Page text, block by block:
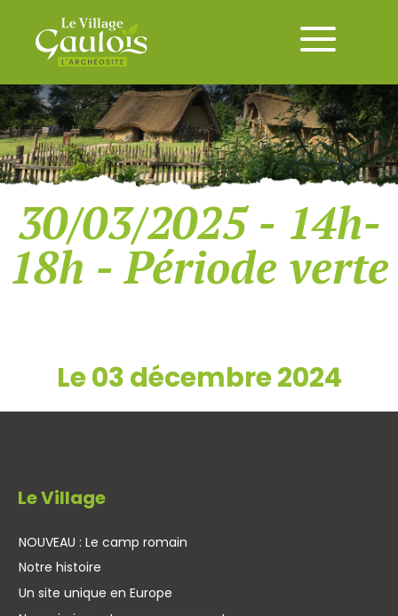
30/03/2025 - 14h-
18h - Période verte
Le 03 décembre 2024
Le Village
NOUVEAU : Le camp romain
Notre histoire
Un site unique en Europe